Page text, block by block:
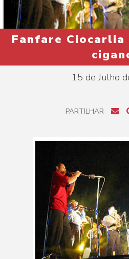
Fanfare
15 de Julho
PARTILHAR